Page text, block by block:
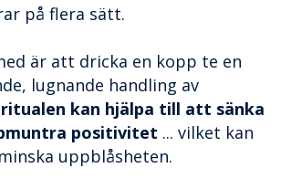
på flera sätt.
är att dricka en kopp te en
lugnande handling av
ritualen kan hjälpa till att sänka
positivitet ... vilket kan
uppblåsheten.